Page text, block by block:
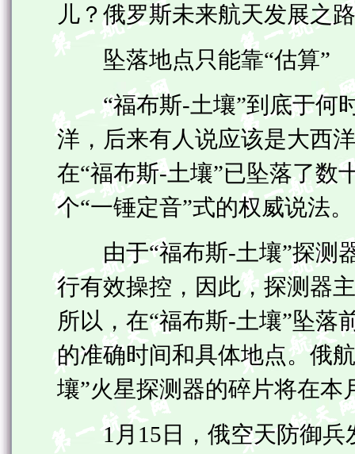
儿？俄罗斯未来航天发展之
坠落地点只能靠“估算”
“福布斯-土壤”到底于何时
洋，后来有人说应该是大西
在“福布斯-土壤”已坠落了数
个“一锤定音”式的权威说法。
由于“福布斯-土壤”探测
行有效操控，因此，探测器
所以，在“福布斯-土壤”坠落
的准确时间和具体地点。俄
壤”火星探测器的碎片将在本
1月15日，俄空天防御兵